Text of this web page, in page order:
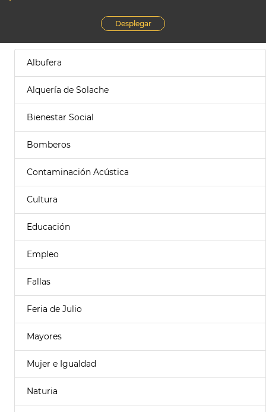
Desplegar
Albufera
Alquería de Solache
Bienestar Social
Bomberos
Contaminación Acústica
Cultura
Educación
Empleo
Fallas
Feria de Julio
Mayores
Mujer e Igualdad
Naturia